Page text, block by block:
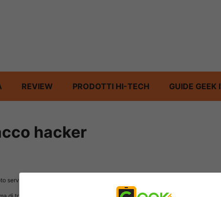
REVIEW PRODOTTI HI-TECH GUIDE GEEK
hacker
servizio di microblogging è stato probabilmente attaccato da DNS hijacking.